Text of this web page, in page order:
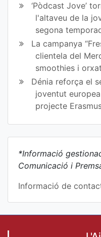
‘Pòdcast Jove’
l'altaveu de la
segona
La campanya
clientela del
smoothies i
Dénia reforça el
joventut
projecte
*Informació
Comunicació i
Informació de